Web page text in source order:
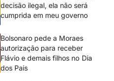
decisão ilegal, ela não será
cumprida em meu governo
Bolsonaro pede a Moraes
autorização para receber
Flávio e demais filhos no Dia
dos Pais